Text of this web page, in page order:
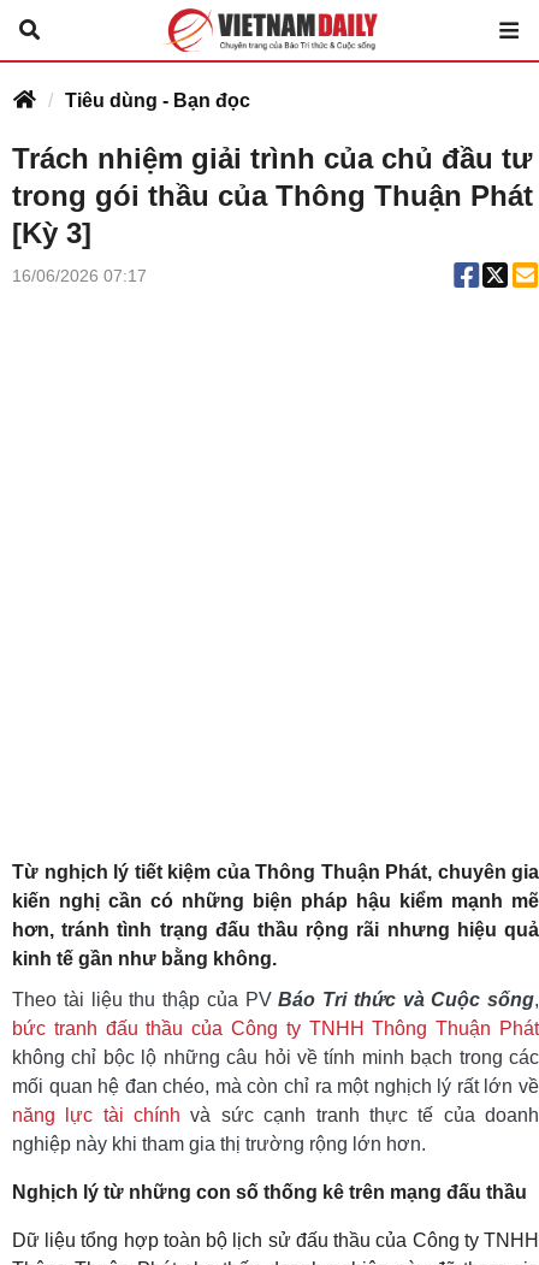
Tiêu dùng - Bạn đọc
Trách nhiệm giải trình của chủ đầu tư
trong gói thầu của Thông Thuận Phát
[Kỳ 3]
16/06/2026 07:17
Từ nghịch lý tiết kiệm của Thông Thuận Phát, chuyên gia
kiến nghị cần có những biện pháp hậu kiểm mạnh mẽ
hơn, tránh tình trạng đấu thầu rộng rãi nhưng hiệu quả
kinh tế gần như bằng không.
Theo tài liệu thu thập của PVBáo Tri thức và Cuộc sống,
bức tranh đấu thầu của Công ty TNHH Thông Thuận Phát
không chỉ bộc lộ những câu hỏi về tính minh bạch trong các
mối quan hệ đan chéo, mà còn chỉ ra một nghịch lý rất lớn về
năng lực tài chính và sức cạnh tranh thực tế của doanh
nghiệp này khi tham gia thị trường rộng lớn hơn.
Nghịch lý từ những con số thống kê trên mạng đấu thầu
Dữ liệu tổng hợp toàn bộ lịch sử đấu thầu của Công ty TNHH